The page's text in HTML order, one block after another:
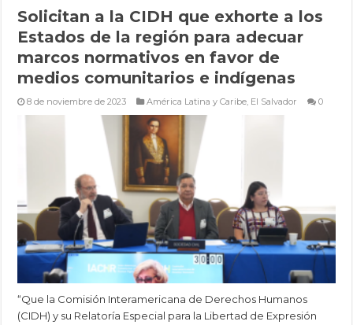
Solicitan a la CIDH que exhorte a los
Estados de la región para adecuar
marcos normativos en favor de
medios comunitarios e indígenas
8 de noviembre de 2023 América Latina y Caribe El Salvador 0
“Que la Comisión Interamericana de Derechos Humanos
(CIDH) y su Relatoría Especial para la Libertad de Expresión